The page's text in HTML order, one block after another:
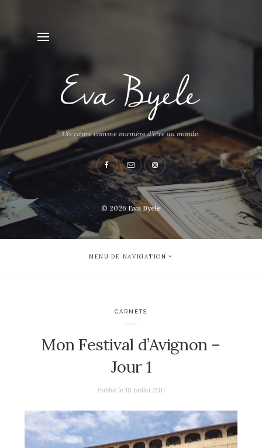
L'écriture comme manière d’être au monde.
© 2026 Eva Byele
MENU DE NAVIGATION
CARNETS
Mon Festival d’Avignon –
Jour 1
Publié le 18 juillet 2017